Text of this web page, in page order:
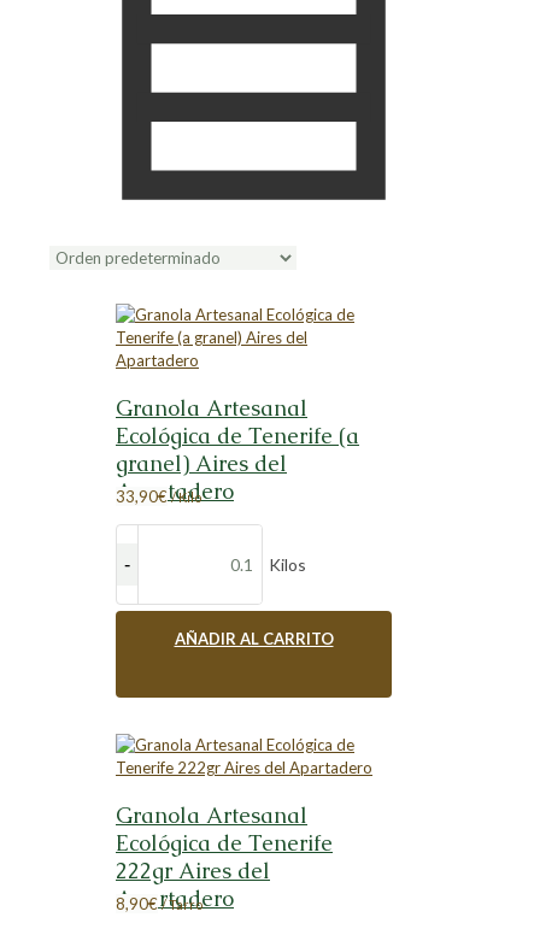
Granola Artesanal
Ecológica de Tenerife (a
granel) Aires del
Apartadero
33,90€ / Kilo
Kilos
AÑADIR AL CARRITO
Granola Artesanal
Ecológica de Tenerife
222gr Aires del
Apartadero
8,90€ / Tarro